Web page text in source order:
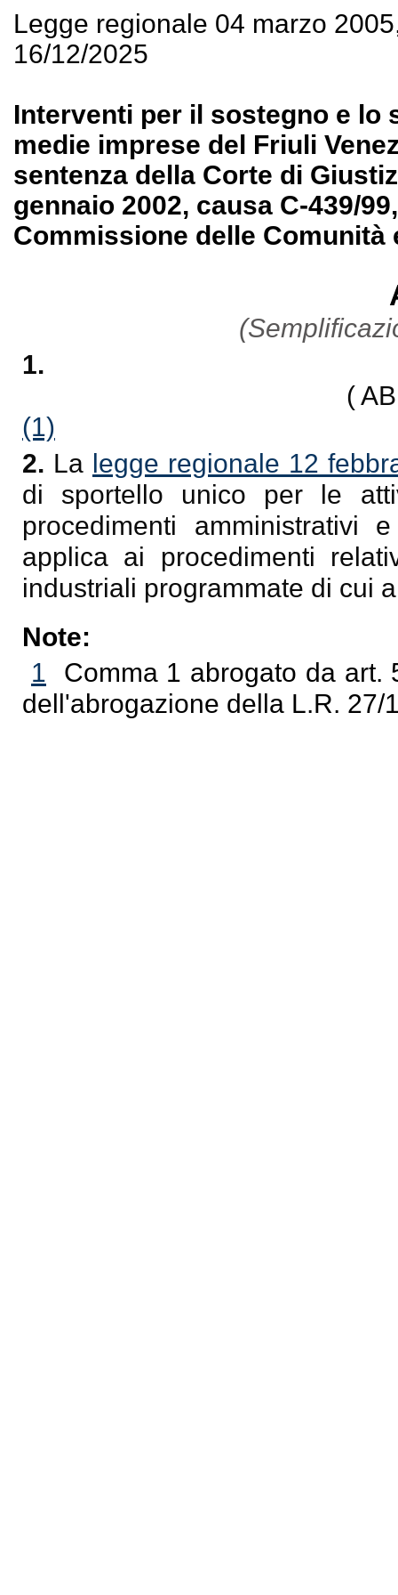
Legge regionale 04 marzo
16/12/2025
Interventi per il sostegno e lo
medie imprese del Friuli
sentenza della Corte di
gennaio 2002, causa C-439/
Commissione delle Comunità
1.
(
(1)
2. La legge regionale 12
di sportello unico per le
procedimenti amministrativi
applica ai procedimenti
industriali programmate di cui
Note:
1
Comma 1 abrogato da art.
dell'abrogazione della L.R. 27/